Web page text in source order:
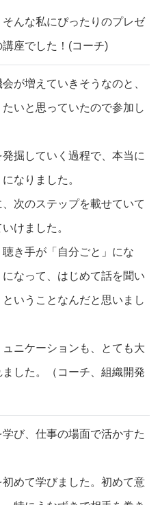
んな私にぴったりのプレゼ
座でした！(コーチ)
が増えていきそうなのと、
いと思っていたので参加し
掘していく過程で、本当に
なりました。
次のステップを載せていて
けました。
き手が「自分ごと」にな
なって、はじめて話を聞い
いうことなんだと思いまし
ニケーションも、とても大
した。（コーチ、組織開発
び、仕事の場面で活かすた
めて学びました。初めて意